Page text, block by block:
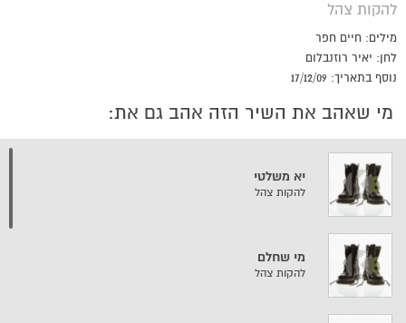
להקות צהל
מילים: חיים חפר
לחן: יאיר רוזנבלום
נוסף בתאריך: 17/12/09
מי שאהב את השיר הזה אהב גם את:
יא משלטי
להקות צהל
מי שחלם
להקות צהל